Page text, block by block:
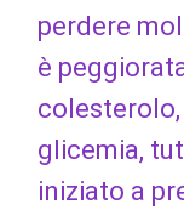
perdere
è
glicemia,
iniziato a